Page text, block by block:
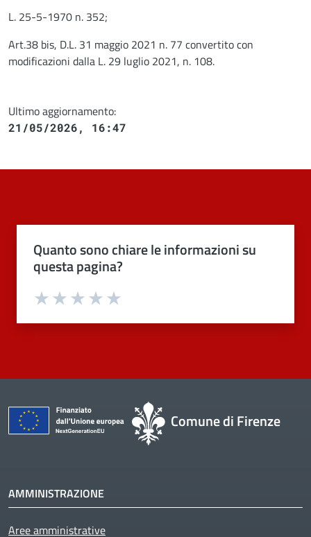
L. 25-5-1970 n. 352;
Art.38 bis, D.L. 31 maggio 2021 n. 77 convertito con
modificazioni dalla L. 29 luglio 2021, n. 108.
Ultimo aggiornamento:
21/05/2026, 16:47
Quanto sono chiare le informazioni su
questa pagina?
Valuta 4 stelle su 5
Valuta 3 stelle su 5
Valuta 2 stelle su 5
Valuta 1 stelle su 5
Comune di Firenze
AMMINISTRAZIONE
Aree amministrative